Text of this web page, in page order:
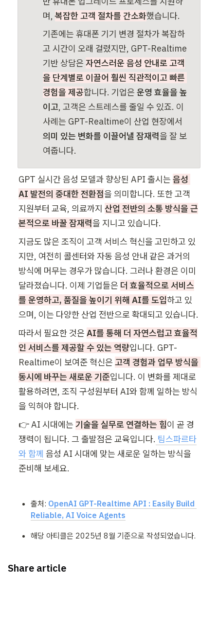
며, 복잡한 고객 절차를 간소화했습니다.
기존에는 휴대폰 기기 변경 절차가 복잡하
고 시간이 오래 걸렸지만, GPT-Realtime
기반 상담은 자연스러운 음성 안내로 고객
을 단계별로 이끌어 훨씬 직관적이고 빠른
경험을 제공합니다. 기업은 운영 효율을 높
이고, 고객은 스트레스를 줄일 수 있죠. 이
의미 있는 변화를 이끌어낼 잠재력을 잘 보
여줍니다.
GPT 실시간 음성 모델과 향상된 API 출시는 음성
AI 발전의 중대한 전환점을 의미합니다. 또한 고객
지원부터 교육, 의료까지 산업 전반의 소통 방식을 근
본적으로 바꿀 잠재력을 지니고 있습니다.
지금도 많은 조직이 고객 서비스 혁신을 고민하고 있
지만, 여전히 콜센터와 자동 음성 안내 같은 과거의
방식에 머무는 경우가 많습니다. 그러나 환경은 이미
달라졌습니다. 이제 기업들은 더 효율적으로 서비스
를 운영하고, 품질을 높이기 위해 AI를 도입하고 있
으며, 이는 다양한 산업 전반으로 확대되고 있습니다.
따라서 필요한 것은 AI를 통해 더 자연스럽고 효율적
인 서비스를 제공할 수 있는 역량입니다. GPT-
Realtime이 보여준 혁신은 고객 경험과 업무 방식을
동시에 바꾸는 새로운 기준입니다. 이 변화를 제대로
활용하려면, 조직 구성원부터 AI와 함께 일하는 방식
을 익혀야 합니다.
👉 AI 시대에는 기술을 실무로 연결하는 힘이 곧 경
쟁력이 됩니다. 그 출발점은 교육입니다. 팀스파르타
와 함께 음성 AI 시대에 맞는 새로운 일하는 방식을
준비해 보세요.
출처: OpenAI GPT-Realtime API : Easily Build
Reliable, AI Voice Agents
해당 아티클은 2025년 8월 기준으로 작성되었습니다.
Share article